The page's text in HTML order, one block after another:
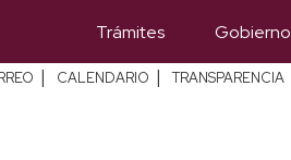
Trámites Gobierno
| CALENDARIO | TRANSPARENCIA